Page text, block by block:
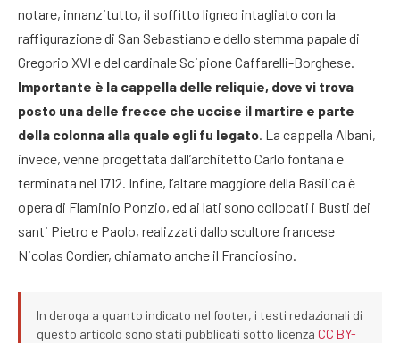
notare, innanzitutto, il soffitto ligneo intagliato con la
raffigurazione di San Sebastiano e dello stemma papale di
Gregorio XVI e del cardinale Scipione Caffarelli-Borghese.
Importante è la cappella delle reliquie, dove vi trova
posto una delle frecce che uccise il martire e parte
della colonna alla quale egli fu legato . La cappella Albani,
invece, venne progettata dall’architetto Carlo fontana e
terminata nel 1712. Infine, l’altare maggiore della Basilica è
opera di Flaminio Ponzio, ed ai lati sono collocati i Busti dei
santi Pietro e Paolo, realizzati dallo scultore francese
Nicolas Cordier, chiamato anche il Franciosino.
In deroga a quanto indicato nel footer, i testi redazionali di
questo articolo sono stati pubblicati sotto licenza CC BY-